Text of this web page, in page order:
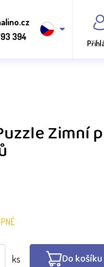
394
Zimní
ks Do košíku